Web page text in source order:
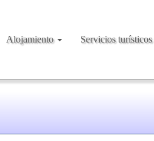
Alojamiento Servicios turísticos